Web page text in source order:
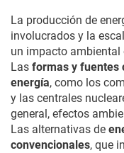
La producción de
involucrados y la
un impacto ambiental
Las formas y fuentes
energía, como los
y las centrales
general, efectos
Las alternativas de
convencionales, que